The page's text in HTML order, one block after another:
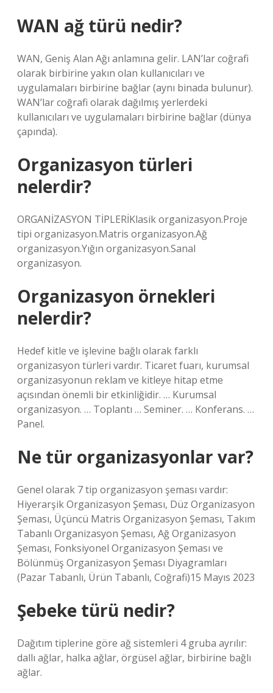
WAN ağ türü nedir?
WAN, Geniş Alan Ağı anlamına gelir. LAN’lar coğrafi
olarak birbirine yakın olan kullanıcıları ve
uygulamaları birbirine bağlar (aynı binada bulunur).
WAN’lar coğrafi olarak dağılmış yerlerdeki
kullanıcıları ve uygulamaları birbirine bağlar (dünya
çapında).
Organizasyon türleri
nelerdir?
ORGANİZASYON TİPLERİKlasik organizasyon.Proje
tipi organizasyon.Matris organizasyon.Ağ
organizasyon.Yığın organizasyon.Sanal
organizasyon.
Organizasyon örnekleri
nelerdir?
Hedef kitle ve işlevine bağlı olarak farklı
organizasyon türleri vardır. Ticaret fuarı, kurumsal
organizasyonun reklam ve kitleye hitap etme
açısından önemli bir etkinliğidir. … Kurumsal
organizasyon. … Toplantı … Seminer. … Konferans. …
Panel.
Ne tür organizasyonlar var?
Genel olarak 7 tip organizasyon şeması vardır:
Hiyerarşik Organizasyon Şeması, Düz Organizasyon
Şeması, Üçüncü Matris Organizasyon Şeması, Takım
Tabanlı Organizasyon Şeması, Ağ Organizasyon
Şeması, Fonksiyonel Organizasyon Şeması ve
Bölünmüş Organizasyon Şeması Diyagramları
(Pazar Tabanlı, Ürün Tabanlı, Coğrafi)15 Mayıs 2023
Şebeke türü nedir?
Dağıtım tiplerine göre ağ sistemleri 4 gruba ayrılır:
dallı ağlar, halka ağlar, örgüsel ağlar, birbirine bağlı
ağlar.